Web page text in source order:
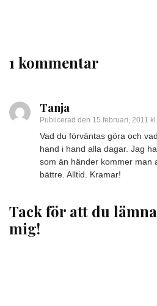
1 kommentar
Tanja
Publicerad den 15 februari, 2011
Vad du förväntas göra och
hand i hand alla dagar. Jag
som än händer kommer man
bättre. Alltid. Kramar!
Tack för att du
mig!